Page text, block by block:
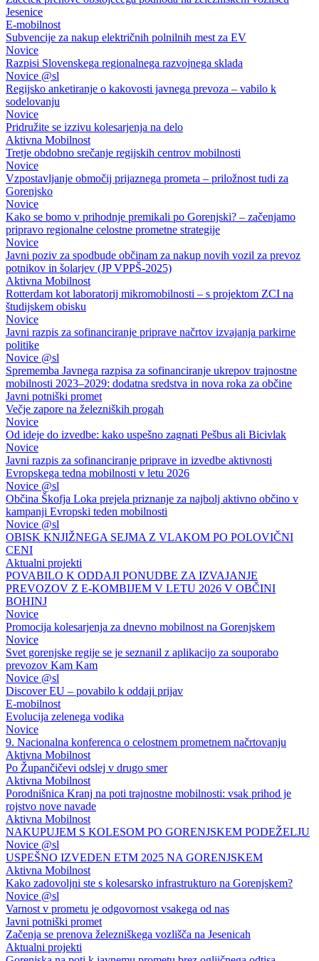
Jesenice
E-mobilnost
Subvencije za nakup električnih polnilnih mest za EV
Novice
Razpisi Slovenskega regionalnega razvojnega sklada
Novice @sl
Regijsko anketiranje o kakovosti javnega prevoza – vabilo k
sodelovanju
Novice
Pridružite se izzivu kolesarjenja na delo
Aktivna Mobilnost
Tretje obdobno srečanje regijskih centrov mobilnosti
Novice
Vzpostavljanje območij prijaznega prometa – priložnost tudi za
Gorenjsko
Novice
Kako se bomo v prihodnje premikali po Gorenjski? – začenjamo
pripravo regionalne celostne prometne strategije
Novice
Javni poziv za spodbude občinam za nakup novih vozil za prevoz
potnikov in šolarjev (JP VPPŠ-2025)
Aktivna Mobilnost
Rotterdam kot laboratorij mikromobilnosti – s projektom ZCI na
študijskem obisku
Novice
Javni razpis za sofinanciranje priprave načrtov izvajanja parkirne
politike
Novice @sl
Sprememba Javnega razpisa za sofinanciranje ukrepov trajnostne
mobilnosti 2023–2029: dodatna sredstva in nova roka za občine
Javni potniški promet
Večje zapore na železniških progah
Novice
Od ideje do izvedbe: kako uspešno zagnati Pešbus ali Bicivlak
Novice
Javni razpis za sofinanciranje priprave in izvedbe aktivnosti
Evropskega tedna mobilnosti v letu 2026
Novice @sl
Občina Škofja Loka prejela priznanje za najbolj aktivno občino v
kampanji Evropski teden mobilnosti
Novice @sl
OBISK KNJIŽNEGA SEJMA Z VLAKOM PO POLOVIČNI
CENI
Aktualni projekti
POVABILO K ODDAJI PONUDBE ZA IZVAJANJE
PREVOZOV Z E-KOMBIJEM V LETU 2026 V OBČINI
BOHINJ
Novice
Promocija kolesarjenja za dnevno mobilnost na Gorenjskem
Novice
Svet gorenjske regije se je seznanil z aplikacijo za souporabo
prevozov Kam Kam
Novice @sl
Discover EU – povabilo k oddaji prijav
E-mobilnost
Evolucija zelenega vodika
Novice
9. Nacionalna konferenca o celostnem prometnem načrtovanju
Aktivna Mobilnost
Po Župančičevi odslej v drugo smer
Aktivna Mobilnost
Porodnišnica Kranj na poti trajnostne mobilnosti: vsak prihod je
rojstvo nove navade
Aktivna Mobilnost
NAKUPUJEM S KOLESOM PO GORENJSKEM PODEŽELJU
Novice @sl
USPEŠNO IZVEDEN ETM 2025 NA GORENJSKEM
Aktivna Mobilnost
Kako zadovoljni ste s kolesarsko infrastrukturo na Gorenjskem?
Novice @sl
Varnost v prometu je odgovornost vsakega od nas
Javni potniški promet
Začenja se prenova železniškega vozlišča na Jesenicah
Aktualni projekti